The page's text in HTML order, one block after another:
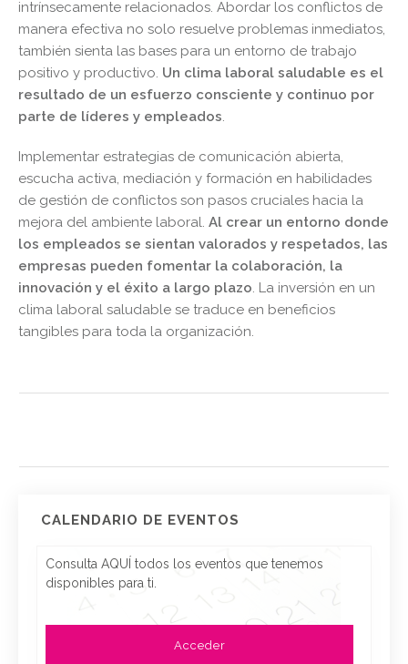
intrínsecamente relacionados. Abordar los conflictos de
manera efectiva no solo resuelve problemas inmediatos,
también sienta las bases para un entorno de trabajo
positivo y productivo. Un clima laboral saludable es el
resultado de un esfuerzo consciente y continuo por
parte de líderes y empleados.
Implementar estrategias de comunicación abierta,
escucha activa, mediación y formación en habilidades
de gestión de conflictos son pasos cruciales hacia la
mejora del ambiente laboral. Al crear un entorno donde
los empleados se sientan valorados y respetados, las
empresas pueden fomentar la colaboración, la
innovación y el éxito a largo plazo. La inversión en un
clima laboral saludable se traduce en beneficios
tangibles para toda la organización.
CALENDARIO DE EVENTOS
Consulta AQUÍ todos los eventos que tenemos
disponibles para ti.
Acceder